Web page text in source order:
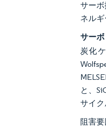
サー
ネル
サー
炭化
と、
サイ
阻害